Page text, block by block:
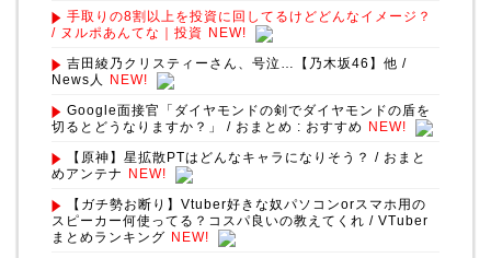
手取りの8割以上を投資に回してるけどどんなイメージ？
/ ヌルポあんてな｜投資 NEW!
吉田綾乃クリスティーさん、号泣…【乃木坂46】他 /
News人
NEW!
Google面接官「ダイヤモンドの剣でダイヤモンドの盾を
切るとどうなりますか？」 / おまとめ : おすすめ
NEW!
【原神】星拡散PTはどんなキャラになりそう？ / おまと
めアンテナ
NEW!
【ガチ勢お断り】Vtuber好きな奴パソコンorスマホ用の
スピーカー何使ってる？コスパ良いの教えてくれ / VTuber
まとめランキング NEW!